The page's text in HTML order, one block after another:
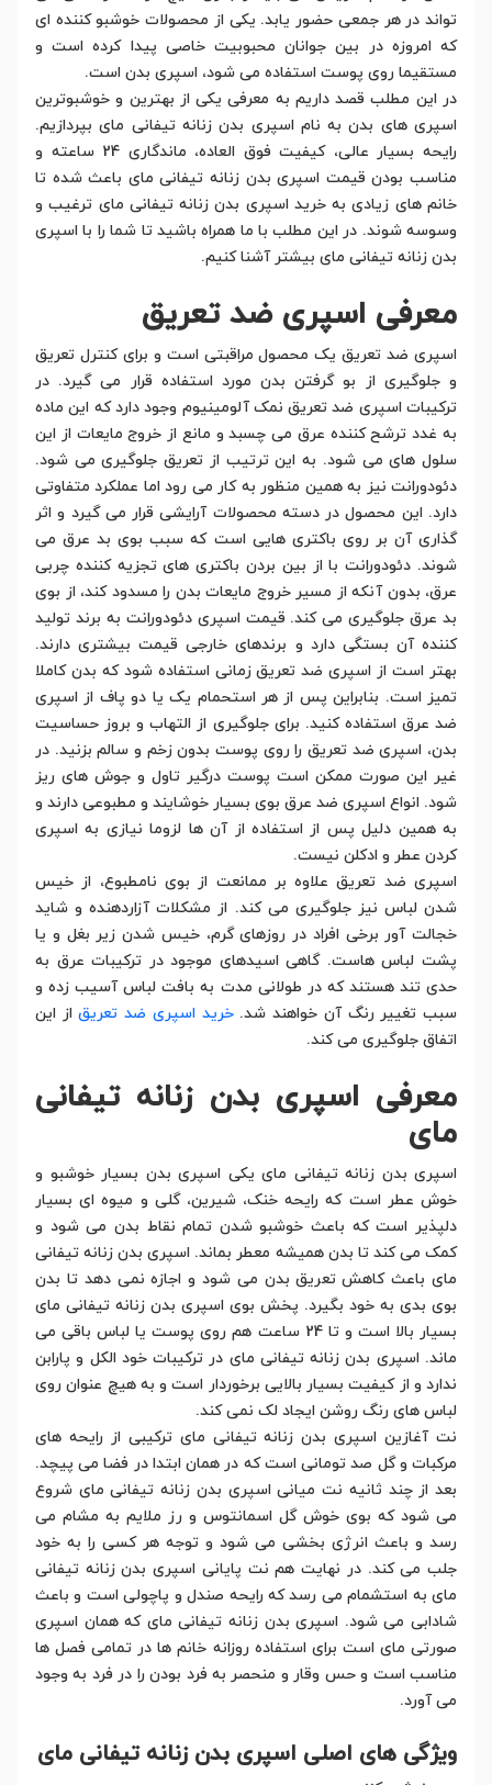
تواند در هر جمعی حضور یابد. یکی از محصولات خوشبو کننده ای
که امروزه در بین جوانان محبوبیت خاصی پیدا کرده است و
مستقیما روی پوست استفاده می شود، اسپری بدن است.
در این مطلب قصد داریم به معرفی یکی از بهترین و خوشبوترین
اسپری های بدن به نام اسپری بدن زنانه تیفانی مای بپردازیم.
رایحه بسیار عالی، کیفیت فوق العاده، ماندگاری 24 ساعته و
مناسب بودن قیمت اسپری بدن زنانه تیفانی مای باعث شده تا
خانم های زیادی به خرید اسپری بدن زنانه تیفانی مای ترغیب و
وسوسه شوند. در این مطلب با ما همراه باشید تا شما را با اسپری
بدن زنانه تیفانی مای بیشتر آشنا کنیم.
معرفی اسپری ضد تعریق
اسپری ضد تعریق یک محصول مراقبتی است و برای کنترل تعریق
و جلوگیری از بو گرفتن بدن مورد استفاده قرار می گیرد. در
ترکیبات اسپری ضد تعریق نمک آلومینیوم وجود دارد که این ماده
به غدد ترشح کننده عرق می چسبد و مانع از خروج مایعات از این
سلول های می شود. به این ترتیب از تعریق جلوگیری می شود.
دئودورانت نیز به همین منظور به کار می رود اما عملکرد متفاوتی
دارد. این محصول در دسته محصولات آرایشی قرار می گیرد و اثر
گذاری آن بر روی باکتری هایی است که سبب بوی بد عرق می
شوند. دئودورانت با از بین بردن باکتری های تجزیه کننده چربی
عرق، بدون آنکه از مسیر خروج مایعات بدن را مسدود کند، از بوی
بد عرق جلوگیری می کند. قیمت اسپری دئودورانت به برند تولید
کننده آن بستگی دارد و برندهای خارجی قیمت بیشتری دارند.
بهتر است از اسپری ضد تعریق زمانی استفاده شود که بدن کاملا
تمیز است. بنابراین پس از هر استحمام یک یا دو پاف از اسپری
ضد عرق استفاده کنید. برای جلوگیری از التهاب و بروز حساسیت
بدن، اسپری ضد تعریق را روی پوست بدون زخم و سالم بزنید. در
غیر این صورت ممکن است پوست درگیر تاول و جوش های ریز
شود. انواع اسپری ضد عرق بوی بسیار خوشایند و مطبوعی دارند و
به همین دلیل پس از استفاده از آن ها لزوما نیازی به اسپری
کردن عطر و ادکلن نیست.
اسپری ضد تعریق علاوه بر ممانعت از بوی نامطبوع، از خیس
شدن لباس نیز جلوگیری می کند. از مشکلات آزاردهنده و شاید
خجالت آور برخی افراد در روزهای گرم، خیس شدن زیر بغل و یا
پشت لباس هاست. گاهی اسیدهای موجود در ترکیبات عرق به
حدی تند هستند که در طولانی مدت به بافت لباس آسیب زده و
سبب تغییر رنگ آن خواهند شد.خرید اسپری ضد تعریقاز این
اتفاق جلوگیری می کند.
معرفی اسپری بدن زنانه تیفانی
مای
اسپری بدن زنانه تیفانی مای یکی اسپری بدن بسیار خوشبو و
خوش عطر است که رایحه خنک، شیرین، گلی و میوه ای بسیار
دلپذیر است که باعث خوشبو شدن تمام نقاط بدن می شود و
کمک می کند تا بدن همیشه معطر بماند. اسپری بدن زنانه تیفانی
مای باعث کاهش تعریق بدن می شود و اجازه نمی دهد تا بدن
بوی بدی به خود بگیرد. پخش بوی اسپری بدن زنانه تیفانی مای
بسیار بالا است و تا 24 ساعت هم روی پوست یا لباس باقی می
ماند. اسپری بدن زنانه تیفانی مای در ترکیبات خود الکل و پارابن
ندارد و از کیفیت بسیار بالایی برخوردار است و به هیچ عنوان روی
لباس های رنگ روشن ایجاد لک نمی کند.
نت آغازین اسپری بدن زنانه تیفانی مای ترکیبی از رایحه های
مرکبات و گل صد تومانی است که در همان ابتدا در فضا می پیچد.
بعد از چند ثانیه نت میانی اسپری بدن زنانه تیفانی مای شروع
می شود که بوی خوش گل اسمانتوس و رز ملایم به مشام می
رسد و باعث انرژی بخشی می شود و توجه هر کسی را به خود
جلب می کند. در نهایت هم نت پایانی اسپری بدن زنانه تیفانی
مای به استشمام می رسد که رایحه صندل و پاچولی است و باعث
شادابی می شود. اسپری بدن زنانه تیفانی مای که همان اسپری
صورتی مای است برای استفاده روزانه خانم ها در تمامی فصل ها
مناسب است و حس وقار و منحصر به فرد بودن را در فرد به وجود
می آورد.
ویژگی های اصلی اسپری بدن زنانه تیفانی مای